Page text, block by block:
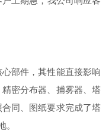
部件，其性能直接影响
密分布器、捕雾器、塔
同、图纸要求完成了塔